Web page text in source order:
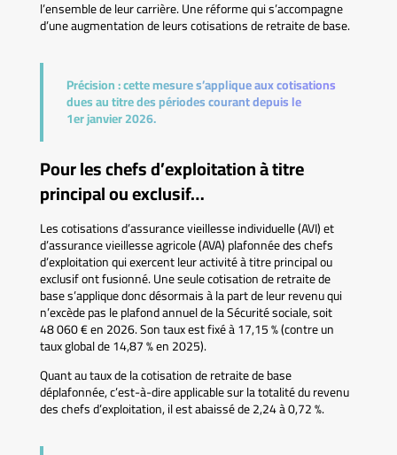
l’ensemble de leur carrière. Une réforme qui s’accompagne
d’une augmentation de leurs cotisations de retraite de base.
Précision :cette mesure s’applique aux cotisations
dues au titre des périodes courant depuis le
1er janvier 2026.
Pour les chefs d’exploitation à titre
principal ou exclusif…
Les cotisations d’assurance vieillesse individuelle (AVI) et
d’assurance vieillesse agricole (AVA) plafonnée des chefs
d’exploitation qui exercent leur activité à titre principal ou
exclusif ont fusionné. Une seule cotisation de retraite de
base s’applique donc désormais à la part de leur revenu qui
n’excède pas le plafond annuel de la Sécurité sociale, soit
48 060 € en 2026. Son taux est fixé à 17,15 % (contre un
taux global de 14,87 % en 2025).
Quant au taux de la cotisation de retraite de base
déplafonnée, c’est-à-dire applicable sur la totalité du revenu
des chefs d’exploitation, il est abaissé de 2,24 à 0,72 %.